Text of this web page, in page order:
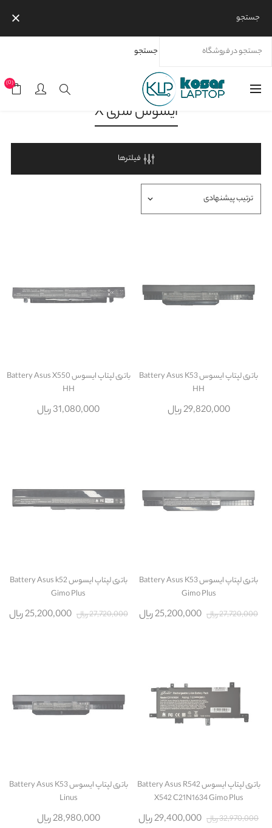
جستجو
جستجو
(0)
ایسوس سری X
فیلترها
باتری لپتاپ ایسوس Battery Asus K53
HH
29,820,000 ریال
باتری لپتاپ ایسوس Battery Asus X550
HH
31,080,000 ریال
باتری لپتاپ ایسوس Battery Asus K53
Gimo Plus
27,720,000 ریال
25,200,000 ریال
باتری لپتاپ ایسوس Battery Asus k52
Gimo Plus
27,720,000 ریال
25,200,000 ریال
باتری لپتاپ ایسوس Battery Asus R542
X542 C21N1634 Gimo Plus
32,970,000 ریال
29,400,000 ریال
باتری لپتاپ ایسوس Battery Asus K53
Linus
28,980,000 ریال